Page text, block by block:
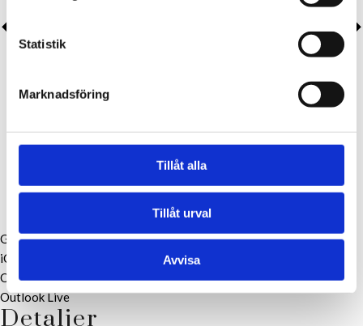
Statistik
Marknadsföring
Tillåt alla
Tillåt urval
Avvisa
Google Kalender
iCalendar
Outlook 365
Outlook Live
Detaljer